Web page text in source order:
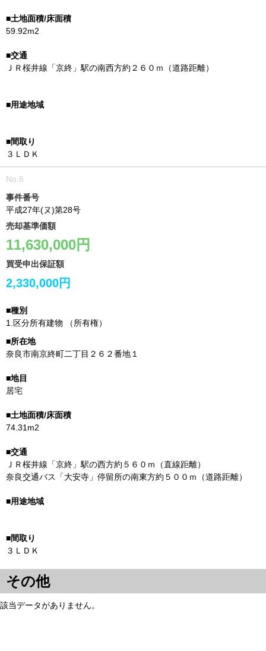
59.92m2
ＪＲ桜井線「京終」駅の南西方約２６０ｍ（道路距離）
３ＬＤＫ
事件番号
平成27年(ヌ)第28号
売却基準価額
11,630,000円
買受申出保証額
2,330,000円
1. 区分所有建物 （所有権）
奈良市南京終町二丁目２６２番地１
居宅
74.31m2
ＪＲ桜井線「京終」駅の西方約５６０ｍ（直線距離）
奈良交通バス「大安寺」停留所の南東方約５００ｍ（道路距離）
３ＬＤＫ
その他
該当データがありません。